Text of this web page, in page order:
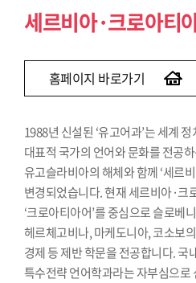
세르비아·크로아티
홈페이지 바로가기
1988년 신설된 ‘유고어과’는 세계
대표적 국가의 언어와 문화를 전공
유고슬라비아의 해체와 함께 ‘세르
변경되었습니다. 현재 세르비아·크
‘크로아티아어’를 중심으로 슬로베
헤르체고비나, 마케도니아, 코소보
경제 등 제반 학문을 전공합니다.
특수전략 언어학과라는 자부심으